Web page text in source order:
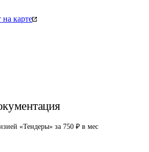
карте
«Тендеры» за 750 ₽ в мес